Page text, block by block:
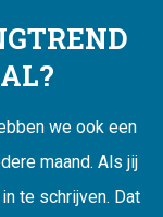
we ook een
maand. Als jij
te schrijven. Dat